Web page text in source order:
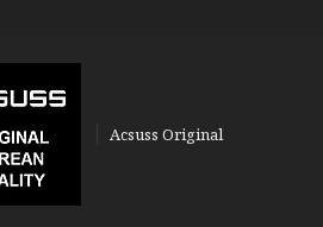
Acsuss Original